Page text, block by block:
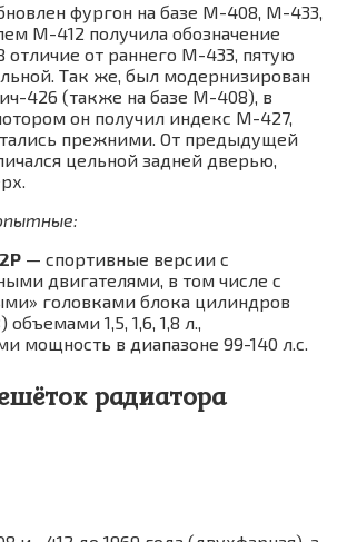
фургон на базе М-408, М-433,
М-412 получила обозначение
отличие от раннего М-433, пятую
Так же, был модернизирован
426 (также на базе М-408), в
он получил индекс М-427,
прежними. От предыдущей
цельной задней дверью,
— спортивные версии с
двигателями, в том числе с
головками блока цилиндров
объемами 1,5, 1,6, 1,8 л.,
мощность в диапазоне 99-140 л.с.
радиатора